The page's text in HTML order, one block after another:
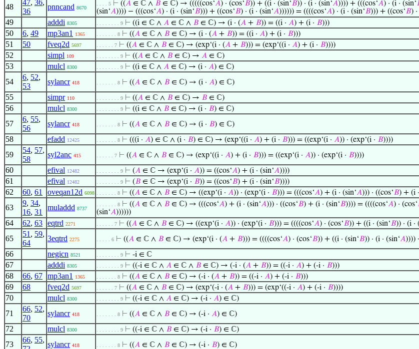
48
47, 36,
36
pnncand 8670
. . . . 5 ⊢ ((𝐴 ∈ ℂ ∧ 𝐵 ∈ ℂ) → (((((cos‘𝐴) · (cos‘𝐵)) + ((i · (sin‘𝐵)) · (i · (sin‘𝐴)))) + (((cos‘𝐴) · (i · (sin‘
(sin‘𝐴)))) − (((cos‘𝐴) · (i · (sin‘𝐵))) + ((cos‘𝐵) · (i · (sin‘𝐴)))))) = ((((cos‘𝐴) · (i · (sin‘𝐵))) + ((cos‘𝐵)
49 adddi 8305 . . . . . . . . 9 ⊢ ((i ∈ ℂ ∧ 𝐴 ∈ ℂ ∧ 𝐵 ∈ ℂ) → (i · (𝐴 + 𝐵)) = ((i · 𝐴) + (i · 𝐵)))
50 6, 49 mp3an1 1365 . . . . . . . 8 ⊢ ((𝐴 ∈ ℂ ∧ 𝐵 ∈ ℂ) → (i · (𝐴 + 𝐵)) = ((i · 𝐴) + (i · 𝐵)))
51 50 fveq2d 5697 . . . . . . 7 ⊢ ((𝐴 ∈ ℂ ∧ 𝐵 ∈ ℂ) → (exp‘(i · (𝐴 + 𝐵))) = (exp‘((i · 𝐴) + (i · 𝐵))))
52 simpl 109 . . . . . . . . 9 ⊢ ((𝐴 ∈ ℂ ∧ 𝐵 ∈ ℂ) → 𝐴 ∈ ℂ)
53 mulcl 8300 . . . . . . . . 9 ⊢ ((i ∈ ℂ ∧ 𝐴 ∈ ℂ) → (i · 𝐴) ∈ ℂ)
54
6, 52,
53
sylancr 418 . . . . . . . 8 ⊢ ((𝐴 ∈ ℂ ∧ 𝐵 ∈ ℂ) → (i · 𝐴) ∈ ℂ)
55 simpr 110 . . . . . . . . 9 ⊢ ((𝐴 ∈ ℂ ∧ 𝐵 ∈ ℂ) → 𝐵 ∈ ℂ)
56 mulcl 8300 . . . . . . . . 9 ⊢ ((i ∈ ℂ ∧ 𝐵 ∈ ℂ) → (i · 𝐵) ∈ ℂ)
57
6, 55,
56
sylancr 418 . . . . . . . 8 ⊢ ((𝐴 ∈ ℂ ∧ 𝐵 ∈ ℂ) → (i · 𝐵) ∈ ℂ)
58 efadd 12425 . . . . . . . 8 ⊢ (((i · 𝐴) ∈ ℂ ∧ (i · 𝐵) ∈ ℂ) → (exp‘((i · 𝐴) + (i · 𝐵))) = ((exp‘(i · 𝐴)) · (exp‘(i · 𝐵))))
59
54, 57,
58
syl2anc 415 . . . . . . 7 ⊢ ((𝐴 ∈ ℂ ∧ 𝐵 ∈ ℂ) → (exp‘((i · 𝐴) + (i · 𝐵))) = ((exp‘(i · 𝐴)) · (exp‘(i · 𝐵))))
60 efival 12482 . . . . . . . . 9 ⊢ (𝐴 ∈ ℂ → (exp‘(i · 𝐴)) = ((cos‘𝐴) + (i · (sin‘𝐴))))
61 efival 12482 . . . . . . . . 9 ⊢ (𝐵 ∈ ℂ → (exp‘(i · 𝐵)) = ((cos‘𝐵) + (i · (sin‘𝐵))))
62 60, 61 oveqan12d 6098 . . . . . . . 8 ⊢ ((𝐴 ∈ ℂ ∧ 𝐵 ∈ ℂ) → ((exp‘(i · 𝐴)) · (exp‘(i · 𝐵))) = (((cos‘𝐴) + (i · (sin‘𝐴))) · ((cos‘𝐵) + (i
63
9, 34,
16, 31
muladdd 8737
. . . . . . . 8 ⊢ ((𝐴 ∈ ℂ ∧ 𝐵 ∈ ℂ) → (((cos‘𝐴) + (i · (sin‘𝐴))) · ((cos‘𝐵) + (i · (sin‘𝐵)))) = ((((cos‘𝐴) · (cos‘
(sin‘𝐴))))))
64 62, 63 eqtrd 2271 . . . . . . 7 ⊢ ((𝐴 ∈ ℂ ∧ 𝐵 ∈ ℂ) → ((exp‘(i · 𝐴)) · (exp‘(i · 𝐵))) = ((((cos‘𝐴) · (cos‘𝐵)) + ((i · (sin‘𝐵)) · (i ·
65
51 , 59,
64
3eqtrd 2275 . . . . . 6 ⊢ ((𝐴 ∈ ℂ ∧ 𝐵 ∈ ℂ) → (exp‘(i · (𝐴 + 𝐵))) = ((((cos‘𝐴) · (cos‘𝐵)) + ((i · (sin‘𝐵)) · (i · (sin‘𝐴))))
66 negicn 8521 . . . . . . . . 9 ⊢ -i ∈ ℂ
67 adddi 8305 . . . . . . . . 9 ⊢ ((-i ∈ ℂ ∧ 𝐴 ∈ ℂ ∧ 𝐵 ∈ ℂ) → (-i · (𝐴 + 𝐵)) = ((-i · 𝐴) + (-i · 𝐵)))
68 66, 67 mp3an1 1365 . . . . . . . 8 ⊢ ((𝐴 ∈ ℂ ∧ 𝐵 ∈ ℂ) → (-i · (𝐴 + 𝐵)) = ((-i · 𝐴) + (-i · 𝐵)))
69 68 fveq2d 5697 . . . . . . 7 ⊢ ((𝐴 ∈ ℂ ∧ 𝐵 ∈ ℂ) → (exp‘(-i · (𝐴 + 𝐵))) = (exp‘((-i · 𝐴) + (-i · 𝐵))))
70 mulcl 8300 . . . . . . . . 9 ⊢ ((-i ∈ ℂ ∧ 𝐴 ∈ ℂ) → (-i · 𝐴) ∈ ℂ)
71
66, 52,
70
sylancr 418 . . . . . . . 8 ⊢ ((𝐴 ∈ ℂ ∧ 𝐵 ∈ ℂ) → (-i · 𝐴) ∈ ℂ)
72 mulcl 8300 . . . . . . . . 9 ⊢ ((-i ∈ ℂ ∧ 𝐵 ∈ ℂ) → (-i · 𝐵) ∈ ℂ)
73
66, 55,
sylancr 418 . . . . . . . 8 ⊢ ((𝐴 ∈ ℂ ∧ 𝐵 ∈ ℂ) → (-i · 𝐵) ∈ ℂ)